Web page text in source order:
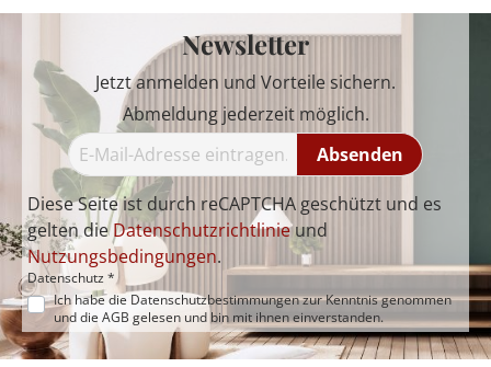
Newsletter
Jetzt anmelden und Vorteile sichern.
Abmeldung jederzeit möglich.
Absenden
Diese Seite ist durch reCAPTCHA geschützt und es
gelten dieDatenschutzrichtlinieund
Nutzungsbedingungen.
Datenschutz *
Ich habe die Datenschutzbestimmungenzur Kenntnis genommen
und die AGB gelesen und bin mit ihnen einverstanden.